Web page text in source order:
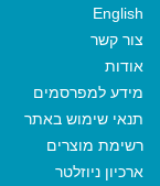
English
צור קשר
אודות
מידע למפרסמים
תנאי שימוש באתר
רשימת מוצרים
ארכיון ניוזלטר